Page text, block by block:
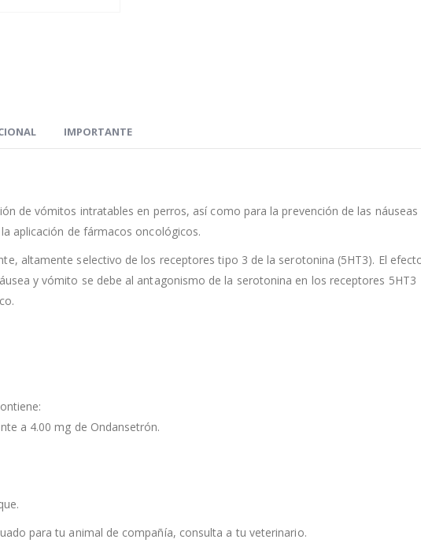
IMPORTANTE
de vómitos intratables en perros, así como para la prevención de las náuseas
aplicación de fármacos oncológicos.
altamente selectivo de los receptores tipo 3 de la serotonina (5HT3). El
y vómito se debe al antagonismo de la serotonina en los receptores 5HT3
a 4.00 mg de Ondansetrón.
para tu animal de compañía, consulta a tu veterinario.